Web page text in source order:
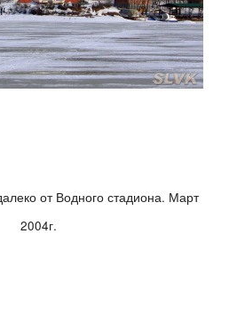
от Водного стадиона. Март
2004г.